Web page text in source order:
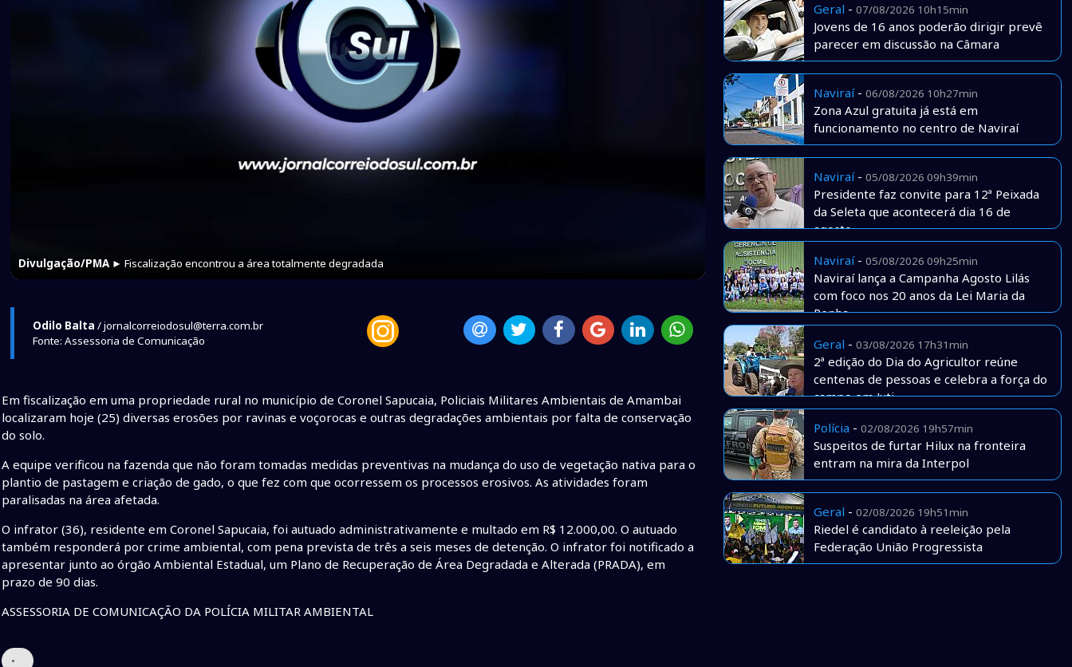
Divulgação/PMA ► Fiscalização encontrou a área totalmente degradada
Odilo Balta / jornalcorreiodosul@terra.com.br
Fonte: Assessoria de Comunicação
Em fiscalização em uma propriedade rural no município de Coronel Sapucaia, Policiais Militares Ambientais de Amambai
localizaram hoje (25) diversas erosões por ravinas e voçorocas e outras degradações ambientais por falta de conservação
do solo.
A equipe verificou na fazenda que não foram tomadas medidas preventivas na mudança do uso de vegetação nativa para o
plantio de pastagem e criação de gado, o que fez com que ocorressem os processos erosivos. As atividades foram
paralisadas na área afetada.
O infrator (36), residente em Coronel Sapucaia, foi autuado administrativamente e multado em R$ 12.000,00. O autuado
também responderá por crime ambiental, com pena prevista de três a seis meses de detenção. O infrator foi notificado a
apresentar junto ao órgão Ambiental Estadual, um Plano de Recuperação de Área Degradada e Alterada (PRADA), em
prazo de 90 dias.
ASSESSORIA DE COMUNICAÇÃO DA POLÍCIA MILITAR AMBIENTAL
•
Geral - 07/08/2026 10h15min
Jovens de 16 anos poderão dirigir prevê
parecer em discussão na Câmara
Naviraí- 06/08/2026 10h27min
Zona Azul gratuita já está em
funcionamento no centro de Naviraí
Naviraí- 05/08/2026 09h39min
Presidente faz convite para 12ª Peixada
da Seleta que acontecerá dia 16 de
agosto
Naviraí- 05/08/2026 09h25min
Naviraí lança a Campanha Agosto Lilás
com foco nos 20 anos da Lei Maria da
Penha
Geral - 03/08/2026 17h31min
2ª edição do Dia do Agricultor reúne
centenas de pessoas e celebra a força do
campo em Juti
Polícia - 02/08/2026 19h57min
Suspeitos de furtar Hilux na fronteira
entram na mira da Interpol
Geral - 02/08/2026 19h51min
Riedel é candidato à reeleição pela
Federação União Progressista